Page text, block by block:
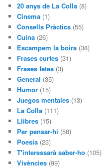
20 anys de La Colla (8)
Cinema (1)
Consells Pràctics (55)
Cuina (26)
Escampem la boira (38)
Frases curtes (31)
Frases fetes (3)
General (35)
Humor (15)
Juegos mentales (13)
La Colla (111)
Llibres (15)
Per pensar-hi (58)
Poesia (23)
T'interessarà saber-ho (105)
Vivències (99)